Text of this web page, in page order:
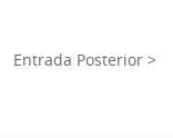
Entrada Posterior >